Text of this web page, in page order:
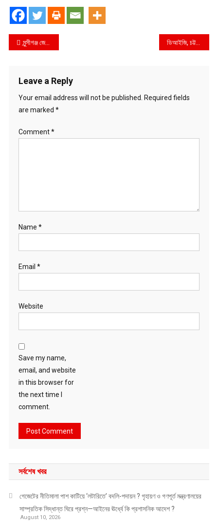
Post
মুন্সীগঞ্জ জেলা পুলিশের কিট প্যারেড অনুষ্ঠিত ডিআইজি, চট্টগ্রাম রেঞ্জ কর্তৃক চট্টগ্রাম জেলা পুলিশের রিজার্ভ অফিস বার্ষিক পরিদর্শন
Leave a Reply
Your email address will not be published.
Required fields
are marked *
Comment*
Name *
Email *
Website
Save my name,
email, and website
in this browser for
the next time I
comment.
সর্বশেষ খবর
গেজেটের নীতিমালা পাশ কাটিয়ে ‘লটারিতে’ বদলি-পদায়ন ? গৃহায়ণ ও গণপূর্ত মন্ত্রণালয়ের
সাম্প্রতিক সিদ্ধান্ত ঘিরে প্রশ্ন—আইনের ঊর্ধ্বে কি প্রশাসনিক আদেশ ?
August 10, 2026